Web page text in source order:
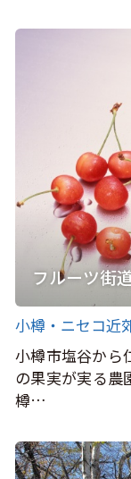
フルーツ街
小樽・ニセコ近
小樽市塩谷から
の果実が実る農
樽…